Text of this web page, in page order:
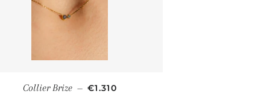
Collier Brize — PRIX RÉGULIER
€1.310